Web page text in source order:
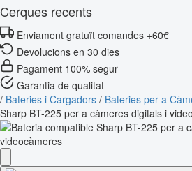
Cerques recents
Enviament gratuït comandes +60€
Devolucions en 30 dies
Pagament 100% segur
Garantia de qualitat
/ Bateries i Cargadors / Bateries per a
Sharp BT-225 per a càmeres digitals i